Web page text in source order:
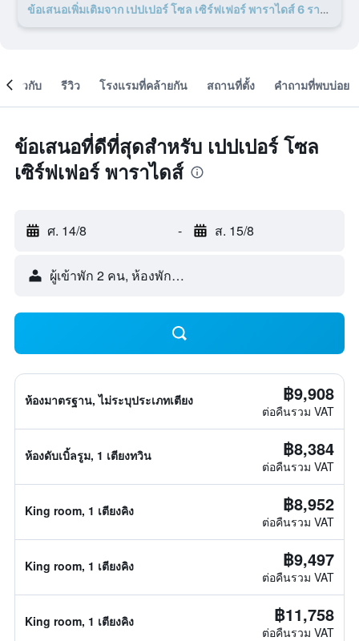
ข้อเสนอเพิ่มเติมจาก เปปเปอร์ โซล เซิร์ฟเฟอร์ พาราไดส์ 6 รายการ
เกี่ยวกับ รีวิว โรงแรมที่คล้ายกัน สถานที่ตั้ง คำถามที่พบบ่อย
ข้อเสนอที่ดีที่สุดสำหรับ เปปเปอร์ โซล
เซิร์ฟเฟอร์ พาราไดส์
ศ. 14/8 - ส. 15/8
ผู้เข้าพัก 2 คน, ห้องพัก 1 ห้อง
ห้องมาตรฐาน, ไม่ระบุประเภทเตียง ฿9,908
ต่อคืนรวม VAT
ห้องดับเบิ้ลรูม, 1 เตียงทวิน ฿8,384
ต่อคืนรวม VAT
King room, 1 เตียงคิง ฿8,952
ต่อคืนรวม VAT
King room, 1 เตียงคิง ฿9,497
ต่อคืนรวม VAT
King room, 1 เตียงคิง ฿11,758
ต่อคืนรวม VAT